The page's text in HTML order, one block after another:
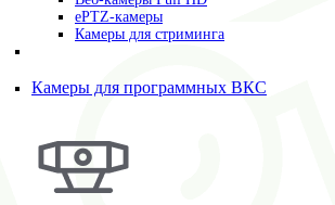
ePTZ-камеры
Камеры для стриминга
Камеры для программных ВКС